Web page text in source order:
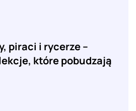
piraci i rycerze –
które pobudzają